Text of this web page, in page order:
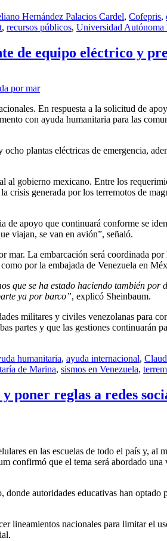
Hernández Palacios Cardel, Cofepris,
, recursos públicos, Universidad Autónoma
de equipo eléctrico y
En respuesta a la solicitud de
con ayuda humanitaria para las
plantas eléctricas de emergencia,
gobierno mexicano. Entre los
crisis generada por los terremotos de
apoyo que continuará conforme se
viajan, se van en avión”, señaló.
mar. La embarcación será coordinada
por la embajada de Venezuela en
que se ha estado haciendo también por
ya por barco”, explicó Sheinbaum.
militares y civiles venezolanas para
partes y que las gestiones continuarán
humanitaria, ayuda internacional,
de Marina, sismos en Venezuela,
poner reglas a redes
en las escuelas de todo el país y, al
confirmó que el tema será abordado
autoridades educativas han optado
lineamientos nacionales para limitar el